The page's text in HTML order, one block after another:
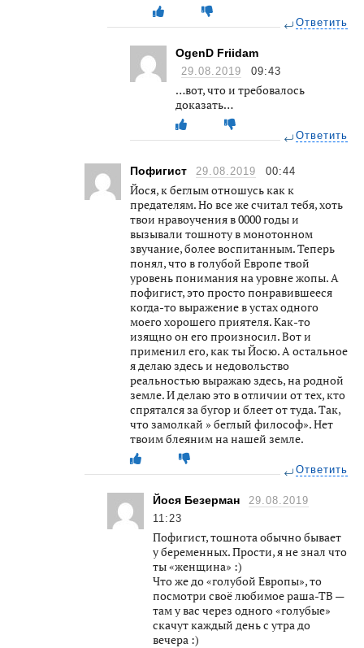
Ответить
OgenD Friidam
29.08.2019 09:43
…вот, что и требовалось
доказать…
Ответить
Пофигист 29.08.2019 00:44
Йося, к беглым отношусь как к
предателям. Но все же считал тебя, хоть
твои нравоучения в 0000 годы и
вызывали тошноту в монотонном
звучание, более воспитанным. Теперь
понял, что в голубой Европе твой
уровень понимания на уровне жопы. А
пофигист, это просто понравившееся
когда-то выражение в устах одного
моего хорошего приятеля. Как-то
изящно он его произносил. Вот и
применил его, как ты Йосю. А остальное
я делаю здесь и недовольство
реальностью выражаю здесь, на родной
земле. И делаю это в отличии от тех, кто
спрятался за бугор и блеет от туда. Так,
что замолкай » беглый философ». Нет
твоим блеяним на нашей земле.
Ответить
Йося Безерман
29.08.2019
11:23
Пофигист, тошнота обычно бывает
у беременных. Прости, я не знал что
ты «женщина» :)
Что же до «голубой Европы», то
посмотри своё любимое раша-ТВ —
там у вас через одного «голубые»
скачут каждый день с утра до
вечера :)